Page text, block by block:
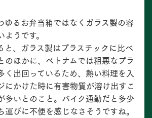
ゆるお弁当箱ではなくガラス製の容
うです。
と、ガラス製はプラスチックに比べ
のほかに、ベトナムでは粗悪なプラ
く出回っているため、熱い料理を入
にかけた時に有害物質が溶け出すこ
多いとのこと。バイク通勤だと多少
びに不便を感じなさそうですね。